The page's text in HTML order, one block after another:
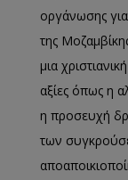
οργάνωσης
της
μια
αξίες όπως η
η προσευχή
των